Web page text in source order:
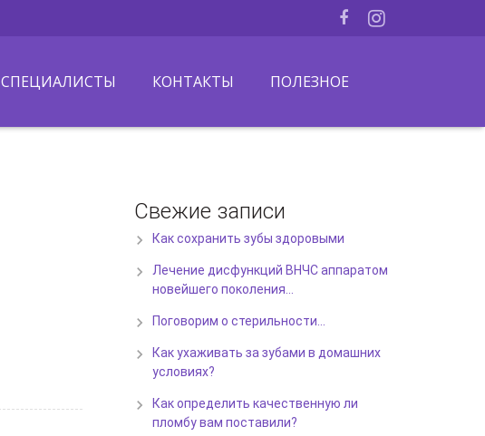
СПЕЦИАЛИСТЫ КОНТАКТЫ ПОЛЕЗНОЕ
Свежие записи
Как сохранить зубы здоровыми
Лечение дисфункций ВНЧС аппаратом
новейшего поколения…
Поговорим о стерильности…
Как ухаживать за зубами в домашних
условиях?
Как определить качественную ли
пломбу вам поставили?